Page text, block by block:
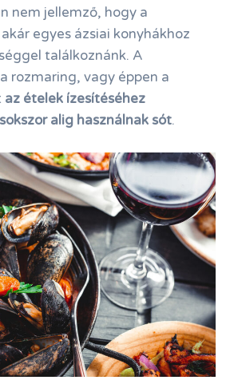
nem jellemző, hogy a
egyes ázsiai konyhákhoz
találkoznánk. A
rozmaring, vagy éppen a
az ételek ízesítéséhez
alig használnak sót.